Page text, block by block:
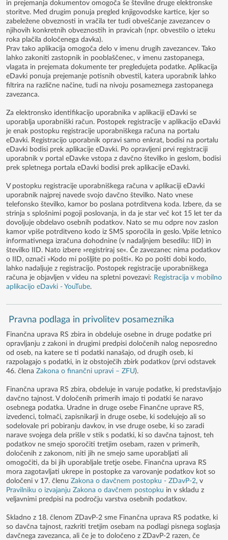
in prejemanja dokumentov omogoča še številne druge elektronske
storitve. Med drugim ponuja pregled knjigovodske kartice, kjer so
zabeležene obveznosti in vračila ter tudi obveščanje zavezancev o
njihovih konkretnih obveznostih in pravicah (npr. obvestilo o izteku
roka plačila določenega davka).
Prav tako aplikacija omogoča delo v imenu drugih zavezancev. Tako
lahko zakoniti zastopnik in pooblaščenec, v imenu zastopanega,
vlagata in prejemata dokumente ter pregledujeta podatke. Aplikacija
eDavki ponuja prejemanje potisnih obvestil, katera uporabnik lahko
filtrira na različne načine, tudi na nivoju posameznega zastopanega
zavezanca.
Za elektronsko identifikacijo uporabnika v aplikaciji eDavki se
uporablja uporabniški račun. Postopek registracije v aplikacijo eDavki
je enak postopku registracije uporabniškega računa na portalu
eDavki. Registracijo uporabnik opravi samo enkrat, bodisi na portalu
eDavki bodisi prek aplikacije eDavki. Po opravljeni prvi registraciji
uporabnik v portal eDavke vstopa z davčno številko in geslom, bodisi
prek spletnega portala eDavki bodisi prek aplikacije eDavki.
V postopku registracije uporabniškega računa v aplikaciji eDavki
uporabnik najprej navede svojo davčno številko. Nato vnese
telefonsko številko, kamor bo poslana potrditvena koda. Izbere, da se
strinja s splošnimi pogoji poslovanja, in da je star več kot 15 let ter da
dovoljuje obdelavo osebnih podatkov. Nato se mu odpre nov zaslon
kamor vpiše potrditveno kodo iz SMS sporočila in geslo. Vpiše letnico
informativnega izračuna dohodnine (v nadaljnjem besedilu: IID) in
številko IID. Nato izbere »registriraj se«. Če zavezanec nima podatkov
o IID, označi »Kodo mi pošljite po pošti«. Ko po pošti dobi kodo,
lahko nadaljuje z registracijo. Postopek registracije uporabniškega
računa je objavljen v videu na spletni povezavi: Registracija v mobilno
aplikacijo eDavki - YouTube.
Pravna podlaga in privolitev posameznika
Finančna uprava RS zbira in obdeluje osebne in druge podatke pri
opravljanju z zakoni in drugimi predpisi določenih nalog neposredno
od oseb, na katere se ti podatki nanašajo, od drugih oseb, ki
razpolagajo s podatki, in iz obstoječih zbirk podatkov (prvi odstavek
46. člena Zakona o finančni upravi – ZFU).
Finančna uprava RS zbira, obdeluje in varuje podatke, ki predstavljajo
davčno tajnost. V določenih primerih imajo ti podatki še naravo
osebnega podatka. Uradne in druge osebe Finančne uprave RS,
izvedenci, tolmači, zapisnikarji in druge osebe, ki sodelujejo ali so
sodelovale pri pobiranju davkov, in vse druge osebe, ki so zaradi
narave svojega dela prišle v stik s podatki, ki so davčna tajnost, teh
podatkov ne smejo sporočiti tretjim osebam, razen v primerih,
določenih z zakonom, niti jih ne smejo same uporabljati ali
omogočiti, da bi jih uporabljale tretje osebe. Finančna uprava RS
mora zagotavljati ukrepe in postopke za varovanje podatkov kot so
določeni v 17. členu Zakona o davčnem postopku - ZDavP-2, v
Pravilniku o izvajanju Zakona o davčnem postopku in v skladu z
veljavnimi predpisi na področju varstva osebnih podatkov.
Skladno z 18. členom ZDavP-2 sme Finančna uprava RS podatke, ki
so davčna tajnost, razkriti tretjim osebam na podlagi pisnega soglasja
davčnega zavezanca, ali če je to določeno z ZDavP-2 razen, če